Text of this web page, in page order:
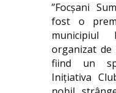
”Focșani
fost o
municipiul
organizat de
fiind un
Inițiativa